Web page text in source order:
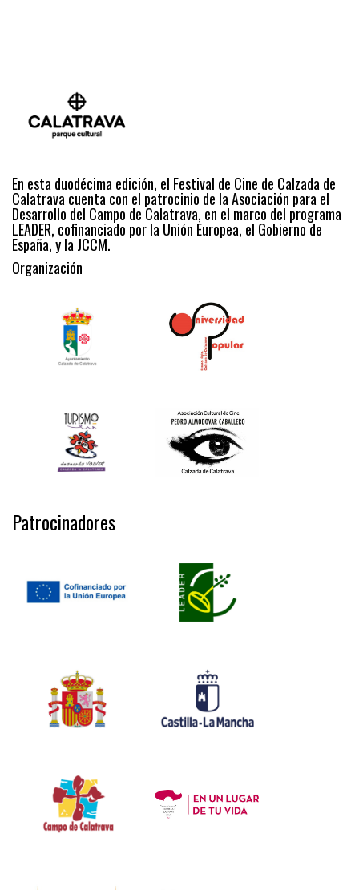
En esta duodécima edición, el Festival de Cine de Calzada de
Calatrava cuenta con el patrocinio de la Asociación para el
Desarrollo del Campo de Calatrava, en el marco del programa
LEADER, cofinanciado por la Unión Europea, el Gobierno de
España, y la JCCM.
Organización
Patrocinadores